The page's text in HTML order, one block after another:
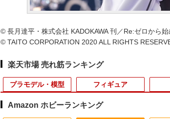
© 長月達平・株式会社 KADOKAWA 刊／Re:ゼロから
© TAITO CORPORATION 2020 ALL RIGHTS
楽天市場 売れ筋ランキング
プラモデル・模型 フィギュア
Amazon ホビーランキング